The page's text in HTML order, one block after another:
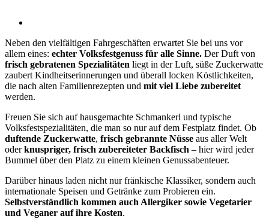
Neben den vielfältigen Fahrgeschäften erwartet Sie bei uns vor
allem eines: echter Volksfestgenuss für alle Sinne. Der Duft von
frisch gebratenen Spezialitäten liegt in der Luft, süße Zuckerwatte
zaubert Kindheitserinnerungen und überall locken Köstlichkeiten,
die nach alten Familienrezepten und mit viel Liebe zubereitet
werden.
Freuen Sie sich auf hausgemachte Schmankerl und typische
Volksfestspezialitäten, die man so nur auf dem Festplatz findet. Ob
duftende Zuckerwatte, frisch gebrannte Nüsse aus aller Welt
oderknuspriger, frisch zubereiteter Backfisch – hier wird jeder
Bummel über den Platz zu einem kleinen Genussabenteuer.
Darüber hinaus laden nicht nur fränkische Klassiker, sondern auch
internationale Speisen und Getränke zum Probieren ein.
Selbstverständlich kommen auch Allergiker sowie Vegetarier
und Veganer auf ihre Kosten.